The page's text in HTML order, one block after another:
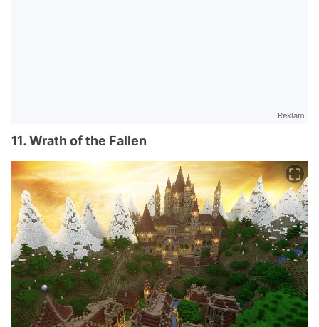
Reklam
11. Wrath of the Fallen